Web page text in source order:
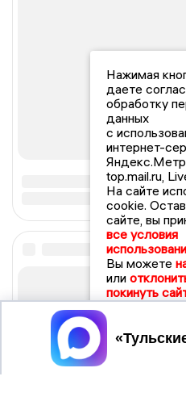
Нажимая
даете
обработку
данных
с
интернет-
top.mail.ru,
На сайте
cookie.
сайте, вы
все условия
Вы можете
или
покинуть